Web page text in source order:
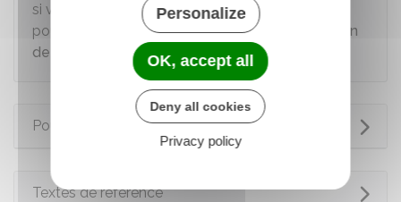
si vous avez moins de moins de 18 ans, vous
pouvez, sous conditions, bénéficier de
l'allocation
de rentrée scolaire (ARS)
Pour en savoir plus
Textes de référence
Personalize
OK, accept all
Deny all cookies
Privacy policy